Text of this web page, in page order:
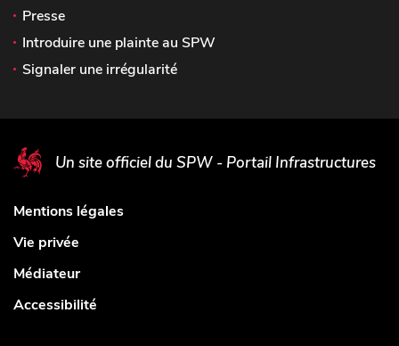
Presse
Introduire une plainte au SPW
Signaler une irrégularité
Un site officiel du SPW - Portail Infrastructures
Mentions légales
Vie privée
Médiateur
Accessibilité